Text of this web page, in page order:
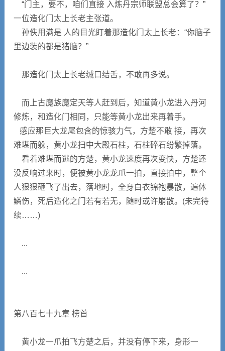
“门主，要不，咱们直接 入炼丹宗师联盟总会算了？”
一位造化门太上长老主张道。
孙佚用满是 人的目光盯着那造化门太上长老：“你脑子
里边装的都是猪脑？”
那造化门太上长老缄口结舌，不敢再多说。
而上古魔族魔定天等人赶到后，知道黄小龙进入丹河
修炼，和造化门相同，只能等黄小龙出来再着手。
感应那巨大龙尾包含的惊骇力气，方楚不敢 接，再次
难堪而躲，黄小龙扫中大殿石柱，石柱碎石纷繁掉落。
看着难堪而逃的方楚，黄小龙速度再次变快，方楚还
没反响过来时，便被黄小龙龙爪一拍，直接拍中，整个
人狠狠砸飞了出去，落地时，全身白衣锦袍暴散，遍体
鳞伤，死后造化之门若有若无，随时或许崩散。(未完待
续……)
...
...
第八百七十九章 榜首
黄小龙一爪拍飞方楚之后，并没有停下来，身形一